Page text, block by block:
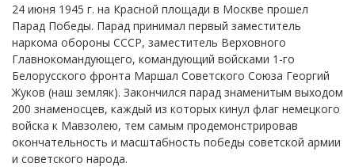
24 июня 1945 г. на Красной площади в Москве прошел
Парад Победы. Парад принимал первый заместитель
наркома обороны СССР, заместитель Верховного
Главнокомандующего, командующий войсками 1-го
Белорусского фронта Маршал Советского Союза Георгий
Жуков (наш земляк). Закончился парад знаменитым выходом
200 знаменосцев, каждый из которых кинул флаг немецкого
войска к Мавзолею, тем самым продемонстрировав
окончательность и масштабность победы советской армии
и советского народа.